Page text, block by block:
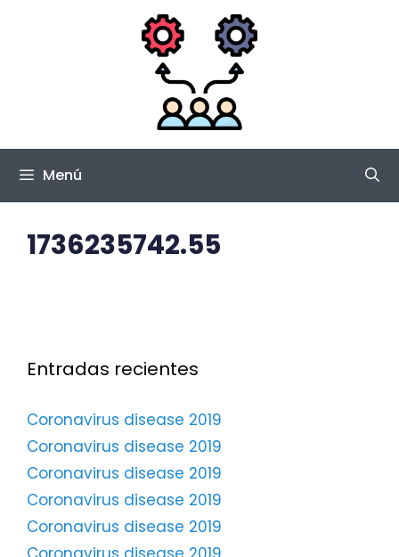
Menú
1736235742.55
Entradas recientes
Coronavirus disease 2019
Coronavirus disease 2019
Coronavirus disease 2019
Coronavirus disease 2019
Coronavirus disease 2019